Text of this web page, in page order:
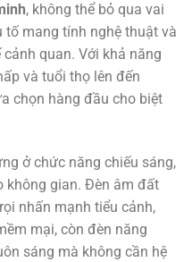
, không thể bỏ qua vai
tố mang tính nghệ thuật và
quan. Với khả năng
và tuổi thọ lên đến
chọn hàng đầu cho biệt
ở chức năng chiếu sáng,
không gian. Đèn âm đất
nhấn mạnh tiểu cảnh,
mại, còn đèn năng
sáng mà không cần hệ